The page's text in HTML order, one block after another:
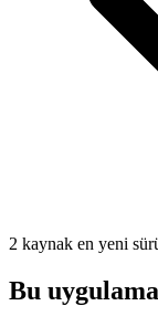
2 kaynak en yeni
Bu